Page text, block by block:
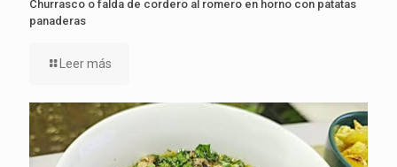
Churrasco o falda de cordero al romero en horno con patatas
panaderas
Leer más